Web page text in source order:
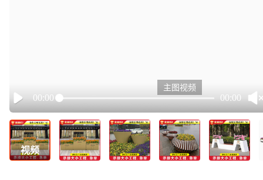
Play
00:00 00:00
主图视频
视频